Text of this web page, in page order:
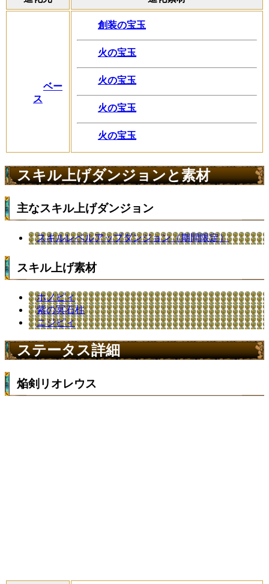
ベー
ス
創装の宝玉
火の宝玉
火の宝玉
火の宝玉
火の宝玉
スキル上げダンジョンと素材
主なスキル上げダンジョン
スキルレベルアップダンジョン（期間限定）
スキル上げ素材
ホノピィ
紫の冥石柱
ニジピィ
ステータス詳細
焔剣リオレウス